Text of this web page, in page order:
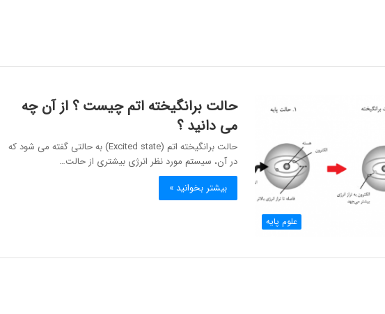
علوم پایه
حالت برانگیخته اتم چیست ؟ از آن چه
می دانید ؟
حالت برانگیخته اتم (Excited state) به حالتی گفته می شود که
در آن، سیستم مورد نظر انرژی بیشتری از حالت…
بیشتر بخوانید »